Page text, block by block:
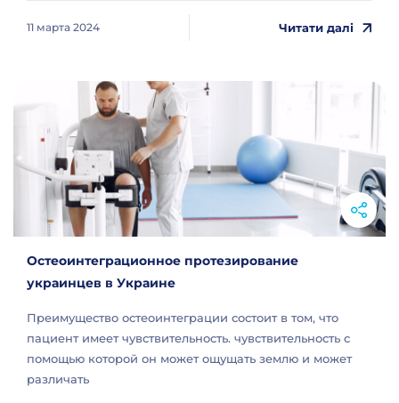
11 марта 2024 Читати далі
Остеоинтеграционное протезирование
украинцев в Украине
Преимущество остеоинтеграции состоит в том, что
пациент имеет чувствительность. чувствительность с
помощью которой он может ощущать землю и может
различать